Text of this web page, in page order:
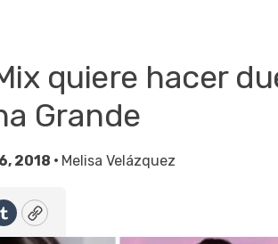
quiere hacer
Grande
2018 • Melisa Velázquez
TumblrCopy